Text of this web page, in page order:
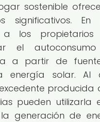
sostenible
significativos.
a los propietarios
el
a partir de
energía solar. Al
producida
pueden utilizarla
generación de